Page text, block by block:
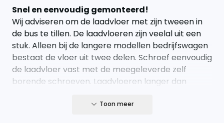
Snel en eenvoudig gemonteerd!
Wij adviseren om de laadvloer met zijn tweeen in
de bus te tillen. De laadvloeren zijn veelal uit een
stuk. Alleen bij de langere modellen bedrijfswagen
bestaat de vloer uit twee delen. Schroef eenvoudig
de laadvloer vast met de meegeleverde zelf
borende schroeven. Laadvloeren langer dan
Toon meer